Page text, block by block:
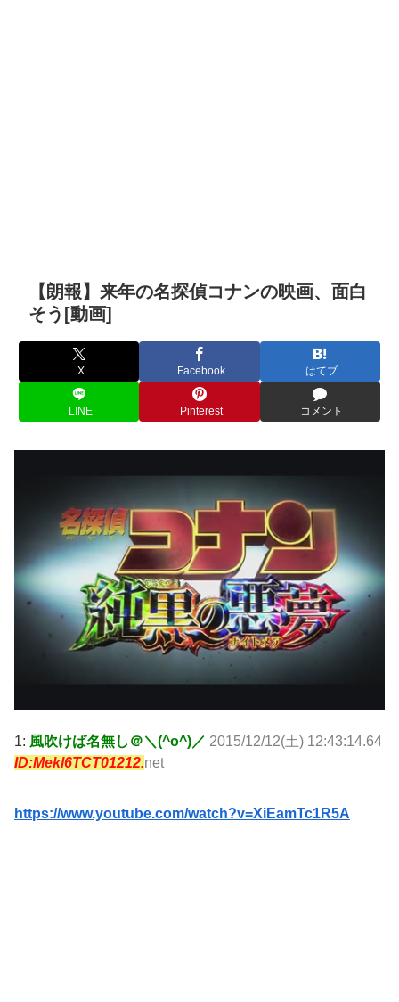
【朗報】来年の名探偵コナンの映画、面白
そう[動画]
X Facebook はてブ
LINE Pinterest コメント
1: 風吹けば名無し＠＼(^o^)／ 2015/12/12(土) 12:43:14.64
ID:Mekl6TCT01212.net
https://www.youtube.com/watch?v=XiEamTc1R5A